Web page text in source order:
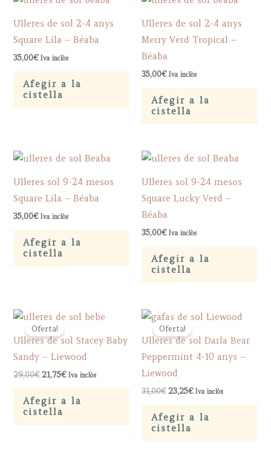
Ulleres de sol 2-4 anys
Square Lila – Béaba
35,00€ Iva inclòs
Afegir a la
cistella
Ulleres de sol 2-4 anys
Merry Verd Tropical –
Béaba
35,00€ Iva inclòs
Afegir a la
cistella
Ulleres sol 9-24 mesos
Square Lila – Béaba
35,00€ Iva inclòs
Afegir a la
cistella
Ulleres sol 9-24 mesos
Square Lucky Verd –
Béaba
35,00€ Iva inclòs
Afegir a la
cistella
Oferta!
Ulleres de sol Stacey Baby
Sandy – Liewood
29,00€ Original
was:
29,00€.
21,75€Current
is:
21,75€.
Iva inclòs
Afegir a la
cistella
Oferta!
Ulleres de sol Darla Bear
Peppermint 4-10 anys –
Liewood
31,00€ Original
was:
31,00€.
23,25€Current
is:
23,25€.
Iva inclòs
Afegir a la
cistella